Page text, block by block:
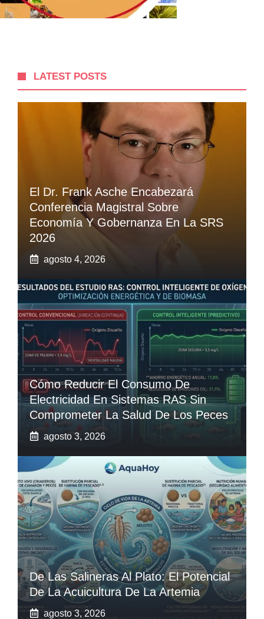
LATEST POSTS
El Dr. Frank Asche Encabezará
Conferencia Magistral Sobre
Economía Y Gobernanza En La SRS
2026
agosto 4, 2026
Cómo Reducir El Consumo De
Electricidad En Sistemas RAS Sin
Comprometer La Salud De Los Peces
agosto 3, 2026
De Las Salineras Al Plato: El Potencial
De La Acuicultura De La Artemia
agosto 3, 2026